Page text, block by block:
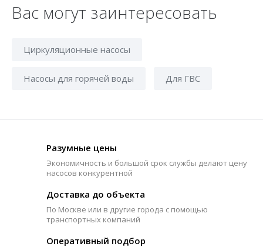
Вас могут заинтересовать
Циркуляционные насосы
Насосы для горячей воды Для ГВС
Разумные цены
Экономичность и большой срок службы делают цену
насосов конкурентной
Доставка до объекта
По Москве или в другие города с помощью
транспортных компаний
Оперативный подбор